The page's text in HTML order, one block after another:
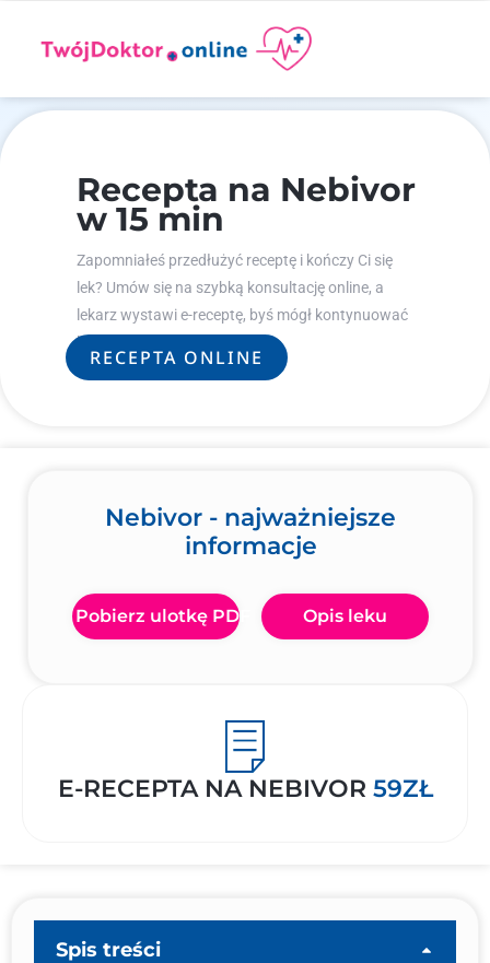
Recepta na Nebivor
w 15 min
Zapomniałeś przedłużyć receptę i kończy Ci się
lek? Umów się na szybką konsultację online, a
lekarz wystawi e-receptę, byś mógł kontynuować
leczenie.
RECEPTA ONLINE
Nebivor - najważniejsze
informacje
Pobierz ulotkę PDF Opis leku
E-RECEPTA NA NEBIVOR 59ZŁ
Spis treści